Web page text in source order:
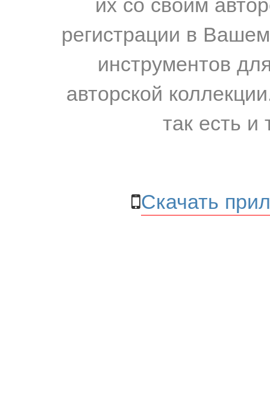
регистрации в
инструментов
авторской
так есть и
Скачать